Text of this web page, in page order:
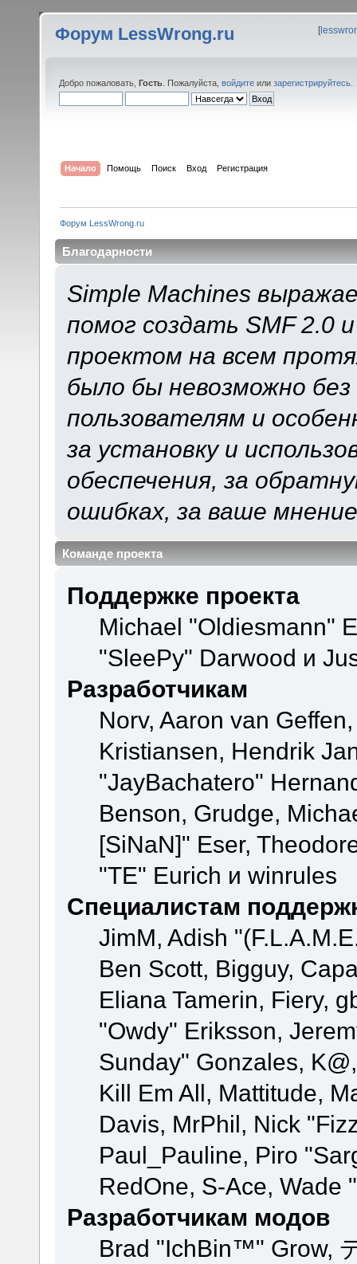
Форум LessWrong.ru [
Добро пожаловать, Гость . Пожалуйста, войдите или зарегистрируйтесь
Начало Помощь Поиск Вход Регистрация
Форум LessWrong.ru
Благодарности
Simple Machines
помог создать SMF 2.0
проектом на всем
было бы невозможно
пользователям и
за установку и
обеспечения, за
ошибках, за ваше
Команде проекта
Поддержке проекта
Michael "Oldiesmann"
"SleePy" Darwood и
Разработчикам
Norv, Aaron van
Kristiansen, Hendrik
"JayBachatero"
Benson, Grudge,
[SiNaN]" Eser,
"TE" Eurich и winrules
Специалистам
JimM, Adish
Ben Scott, Bigguy,
Eliana Tamerin, Fiery,
"Owdy" Eriksson,
Sunday" Gonzales,
Kill Em All, Mattitude,
Davis, MrPhil, Nick
Paul_Pauline, Piro
RedOne, S-Ace,
Разработчикам модов
Brad "IchBin™" Grow,